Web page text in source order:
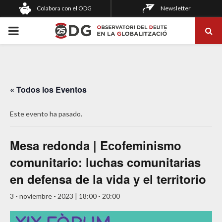
Colabora con el ODG Newsletter
PRIMARY
« Todos los Eventos
Este evento ha pasado.
Mesa redonda | Ecofeminismo
comunitario: luchas comunitarias
en defensa de la vida y el territorio
3 - noviembre - 2023 | 18:00 - 20:00